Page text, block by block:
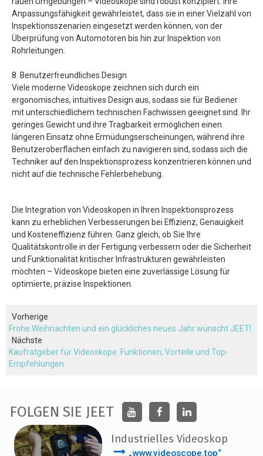
Anpassungsfähigkeit gewährleistet, dass sie in einer Vielzahl von
Inspektionsszenarien eingesetzt werden können, von der
Überprüfung von Automotoren bis hin zur Inspektion von
Rohrleitungen.
8. Benutzerfreundliches Design
Viele moderne Videoskope zeichnen sich durch ein
ergonomisches, intuitives Design aus, sodass sie für Bediener
mit unterschiedlichem technischen Fachwissen geeignet sind. Ihr
geringes Gewicht und ihre Tragbarkeit ermöglichen einen
längeren Einsatz ohne Ermüdungserscheinungen, während ihre
Benutzeroberflächen einfach zu navigieren sind, sodass sich die
Techniker auf den Inspektionsprozess konzentrieren können und
nicht auf die technische Fehlerbehebung.
Die Integration von Videoskopen in Ihren Inspektionsprozess
kann zu erheblichen Verbesserungen bei Effizienz, Genauigkeit
und Kosteneffizienz führen. Ganz gleich, ob Sie Ihre
Qualitätskontrolle in der Fertigung verbessern oder die Sicherheit
und Funktionalität kritischer Infrastrukturen gewährleisten
möchten – Videoskope bieten eine zuverlässige Lösung für
optimierte, präzise Inspektionen.
Vorherige
Frohe Weihnachten und ein glückliches neues Jahr wünscht JEET!
Nächste
Kaufratgeber für Videoskope: Funktionen, Vorteile und Top-
Empfehlungen
FOLGEN SIE JEET
Industrielles Videoskop
„www.videoscope.top“